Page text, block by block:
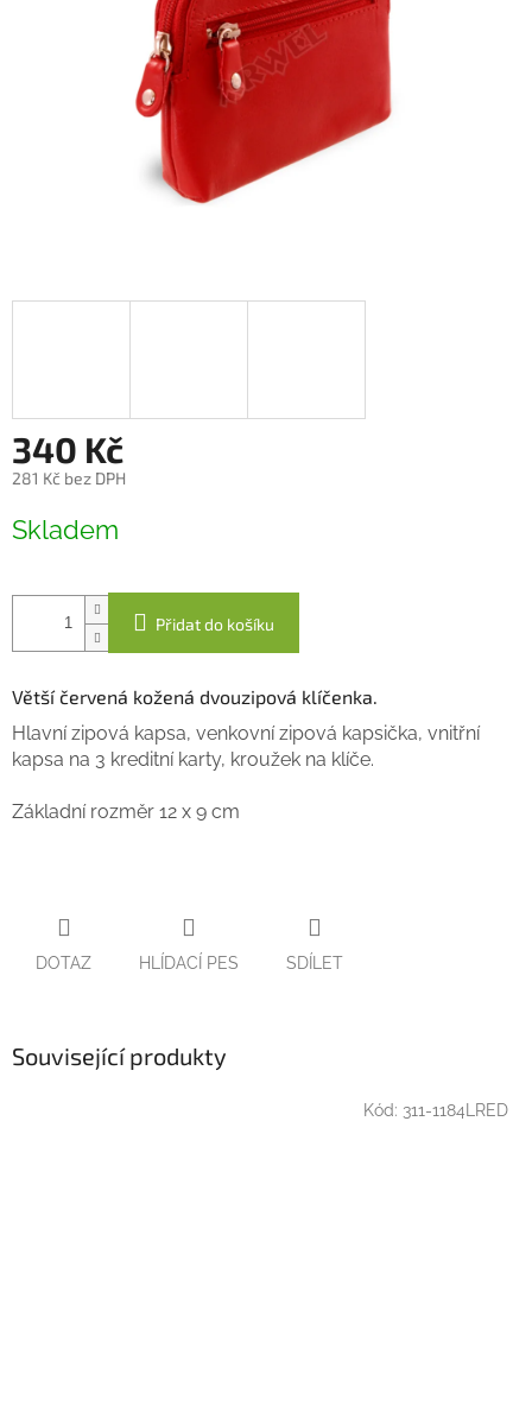
340 Kč
281 Kč bez DPH
cena:
Skladem
Přidat do košíku
Větší červená kožená dvouzipová klíčenka.
Hlavní zipová kapsa, venkovní zipová kapsička, vnitřní
kapsa na 3 kreditní karty, kroužek na klíče.
Základní rozměr 12 x 9 cm
DOTAZ HLÍDACÍ PES SDÍLET
Související produkty
Kód: 311-1184LRED